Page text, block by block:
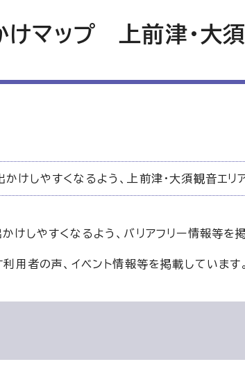
けマップ 上前津・大
けしやすくなるよう、上前津・大須観音エリ
けしやすくなるよう、バリアフリー情報等を
利用者の声、イベント情報等を掲載しています